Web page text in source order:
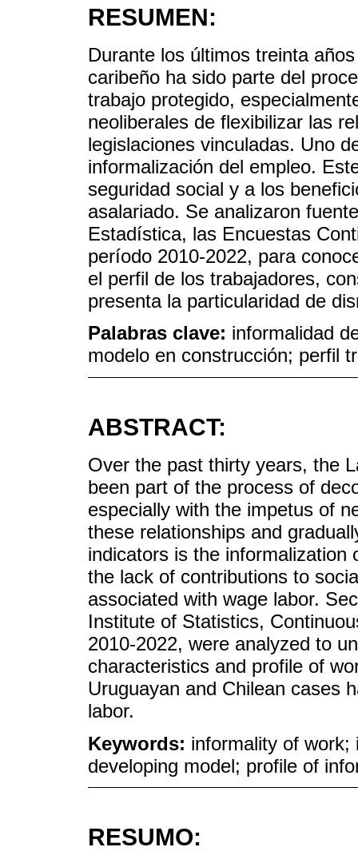
RESUMEN:
Durante los últimos treinta
caribeño ha sido parte del
trabajo protegido,
neoliberales de flexibilizar las
legislaciones vinculadas. Uno
informalización del empleo.
seguridad social y a los
asalariado. Se analizaron
Estadística, las Encuestas
período 2010-2022, para
el perfil de los trabajadores,
presenta la particularidad de
Palabras clave: informalidad
modelo en construcción; perfil
ABSTRACT:
Over the past thirty years, the
been part of the process of
especially with the impetus of
these relationships and
indicators is the
the lack of contributions to
associated with wage labor.
Institute of Statistics,
2010-2022, were analyzed to
characteristics and profile of
Uruguayan and Chilean cases
labor.
Keywords: informality of work;
developing model; profile of
RESUMO: